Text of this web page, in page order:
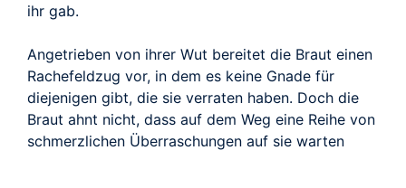
ihr gab.
Angetrieben von ihrer Wut bereitet die Braut einen
Rachefeldzug vor, in dem es keine Gnade für
diejenigen gibt, die sie verraten haben. Doch die
Braut ahnt nicht, dass auf dem Weg eine Reihe von
schmerzlichen Überraschungen auf sie warten